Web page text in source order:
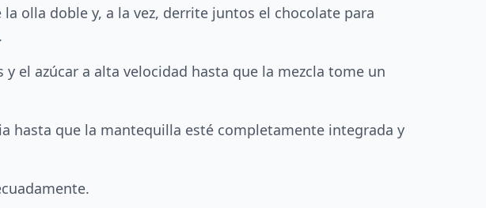
olla doble y, a la vez, derrite juntos el chocolate para
el azúcar a alta velocidad hasta que la mezcla tome un
hasta que la mantequilla esté completamente integrada y